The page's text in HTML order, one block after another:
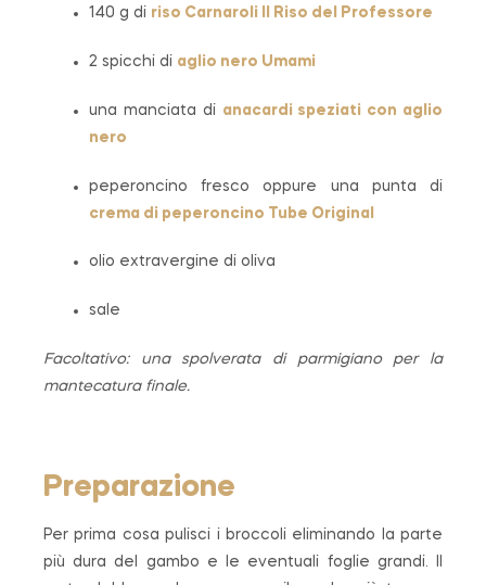
140 g di riso Carnaroli Il Riso del Professore
2 spicchi di aglio nero Umami
una manciata di anacardi speziati con aglio
nero
peperoncino fresco oppure una punta di
crema di peperoncino Tube Original
olio extravergine di oliva
sale
Facoltativo: una spolverata di parmigiano per la
mantecatura finale.
Preparazione
Per prima cosa pulisci i broccoli eliminando la parte
più dura del gambo e le eventuali foglie grandi. Il